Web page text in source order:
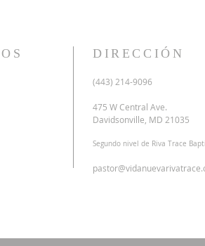
DIRECCIÓN
(443) 214-9096
475 W Central Ave.
Davidsonville, MD 21035
Segundo nivel de Riva Trace